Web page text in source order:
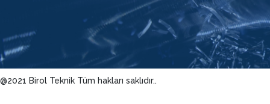
@2021 Birol Teknik Tüm hakları saklıdır..